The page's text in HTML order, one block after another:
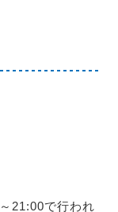
21:00で行われ